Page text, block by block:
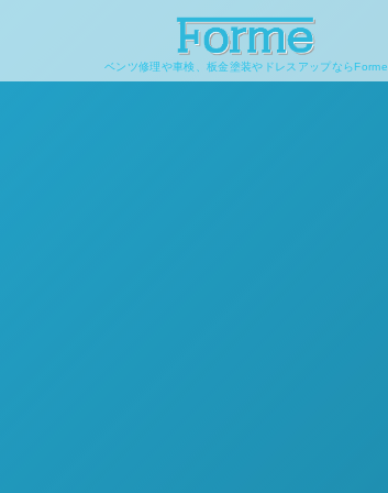
ベンツ修理や車検、板金塗装やドレスアップならForme